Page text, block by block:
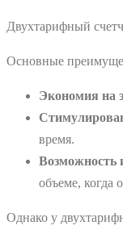
Двухтарифный
Основные
Экономия на
время.
Возможность
объеме, когда
Однако у